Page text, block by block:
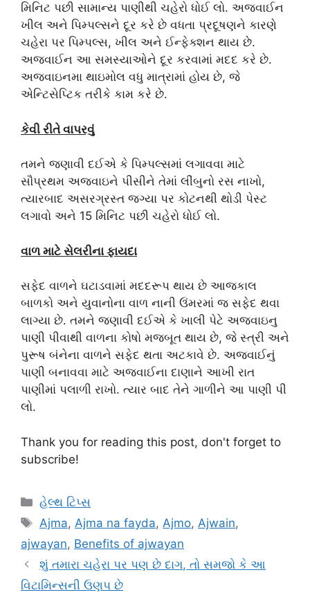
મિનિટ પછી સામાન્ય પાણીથી ચહેરો ધોઈ લો. અજવાઈન
ખીલ અને પિમ્પલ્સને દૂર કરે છે વધતા પ્રદૂષણને કારણે
ચહેરા પર પિમ્પલ્સ, ખીલ અને ઈન્ફેક્શન થાય છે.
અજવાઈન આ સમસ્યાઓને દૂર કરવામાં મદદ કરે છે.
અજવાઇનમા થાઇમોલ વધુ માત્રામાં હોય છે, જે
એન્ટિસેપ્ટિક તરીકે કામ કરે છે.
કેવી રીતે વાપરવું
તમને જણાવી દઈએ કે પિમ્પલ્સમાં લગાવવા માટે
સૌપ્રથમ અજવાઇને પીસીને તેમાં લીંબુનો રસ નાખો,
ત્યારબાદ અસરગ્રસ્ત જગ્યા પર કોટનથી થોડી પેસ્ટ
લગાવો અને 15 મિનિટ પછી ચહેરો ધોઈ લો.
વાળ માટે સેલરીના ફાયદા
સફેદ વાળને ઘટાડવામાં મદદરૂપ થાય છે આજકાલ
બાળકો અને યુવાનોના વાળ નાની ઉંમરમાં જ સફેદ થવા
લાગ્યા છે. તમને જણાવી દઈએ કે ખાલી પેટે અજવાઇનુ
પાણી પીવાથી વાળના કોષો મજબૂત થાય છે, જે સ્ત્રી અને
પુરૂષ બંનેના વાળને સફેદ થતા અટકાવે છે. અજવાઈનું
પાણી બનાવવા માટે અજવાઈના દાણાને આખી રાત
પાણીમાં પલાળી રાખો. ત્યાર બાદ તેને ગાળીને આ પાણી પી
લો.
Thank you for reading this post, don't forget to
subscribe!
Categories
હેલ્થ ટિપ્સ
Tags
Ajma, Ajma na fayda, Ajmo, Ajwain,
ajwayan, Benefits of ajwayan
શું તમારા ચહેરા પર પણ છે દાગ, તો સમજો કે આ
વિટામિન્સની ઉણપ છે